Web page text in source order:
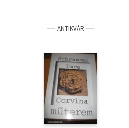
ANTIKVÁR